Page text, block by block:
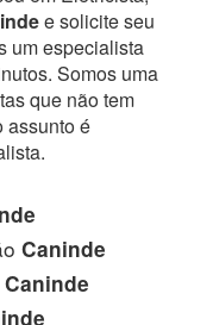
e solicite seu
um especialista
Somos uma
que não tem
assunto é
Caninde
Caninde